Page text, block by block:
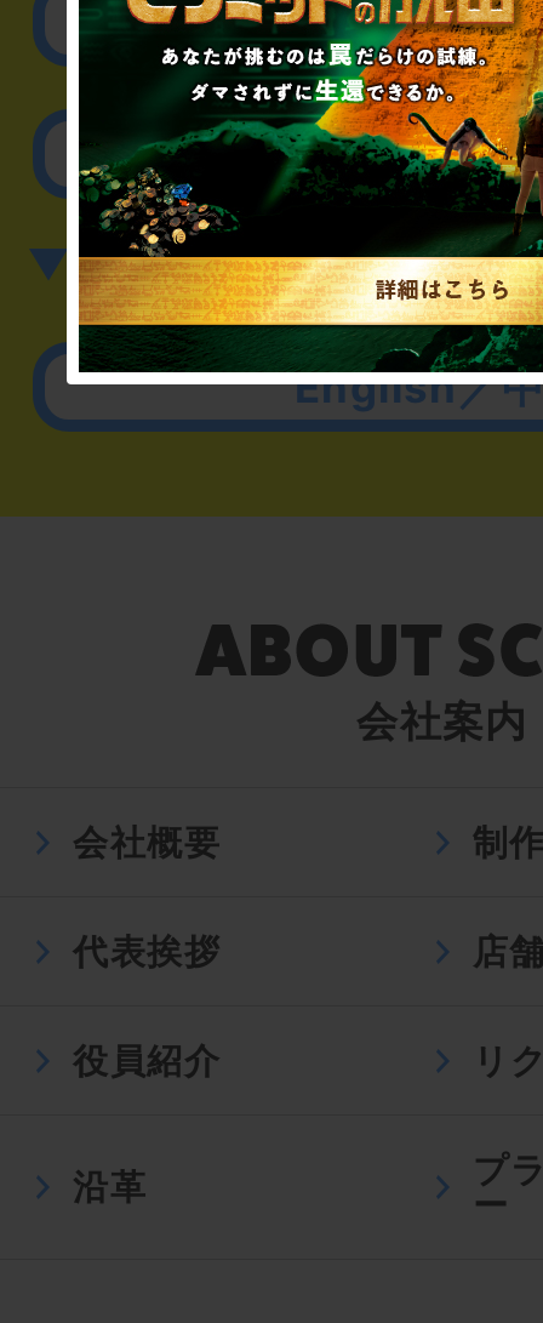
取材に関するお
その他のご相談／
▼英語、中国語でのお問
English／
会社案内
会社概要 制
代表挨拶 店
役員紹介 リ
沿革
プ
ー